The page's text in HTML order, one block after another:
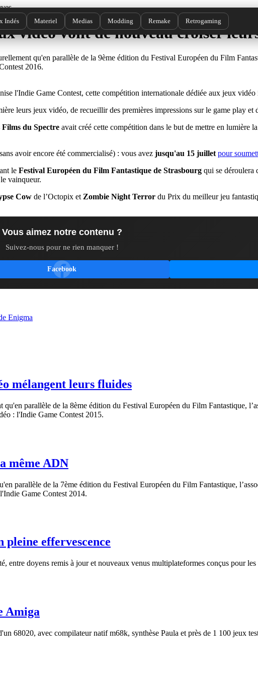
Indés Materiel Medias Modding Remake Retrogaming
vidéo vont de nouveau croiser
qu'en parallèle de la 9ème édition du Festival Européen du Film
2016.
l'Indie Game Contest, cette compétition internationale dédiée aux jeux vidéo
leurs jeux vidéo, de recueillir des premières impressions sur le game play et
Films du Spectre avait créé cette compétition dans le but de mettre en lumière
avoir encore été commercialisé) : vous avez jusqu'au 15 juillet pour
le Festival Européen du Film Fantastique de Strasbourg qui se déroulera
vainqueur.
Cow de l’Octopix et Zombie Night Terror du Prix du meilleur jeu
Vous aimez notre contenu ?
Suivez-nous pour ne rien manquer !
Facebook
Enigma
mélangent leurs fluides
parallèle de la 8ème édition du Festival Européen du Film Fantastique,
: l'Indie Game Contest 2015.
même ADN
parallèle de la 7ème édition du Festival Européen du Film Fantastique,
Game Contest 2014.
pleine effervescence
entre doyens remis à jour et nouveaux venus multiplateformes conçus pour les
Amiga
68020, avec compilateur natif m68k, synthèse Paula et près de 1 100 jeux